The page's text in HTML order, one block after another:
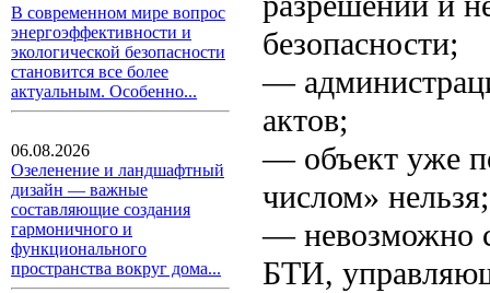
В современном мире вопрос
энергоэффективности и
экологической безопасности
становится все более
актуальным. Особенно...
06.08.2026
Озеленение и ландшафтный
дизайн — важные
составляющие создания
гармоничного и
функционального
пространства вокруг дома...
безопасности;
—
актов;
— объект уже
числом» нельзя;
— невозможно
БТИ,